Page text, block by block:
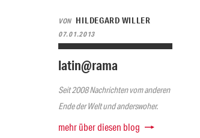
VON HILDEGARD WILLER
07.01.2013
latin@rama
Seit 2008 Nachrichten vom anderen
Ende der Welt und anderswoher.
mehr über diesen blog